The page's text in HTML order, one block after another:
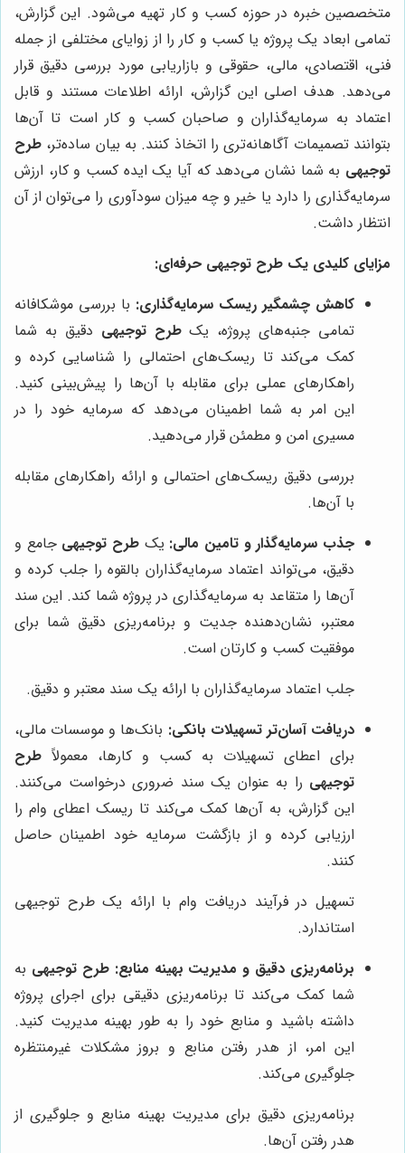
متخصصین خبره در حوزه کسب و کار تهیه می‌شود. این گزارش،
تمامی ابعاد یک پروژه یا کسب و کار را از زوایای مختلفی از جمله
فنی، اقتصادی، مالی، حقوقی و بازاریابی مورد بررسی دقیق قرار
می‌دهد. هدف اصلی این گزارش، ارائه اطلاعات مستند و قابل
اعتماد به سرمایه‌گذاران و صاحبان کسب و کار است تا آن‌ها
بتوانند تصمیمات آگاهانه‌تری را اتخاذ کنند. به بیان ساده‌تر، طرح
توجیهی به شما نشان می‌دهد که آیا یک ایده کسب و کار، ارزش
سرمایه‌گذاری را دارد یا خیر و چه میزان سودآوری را می‌توان از آن
انتظار داشت.
مزایای کلیدی یک طرح توجیهی حرفه‌ای:
کاهش چشمگیر ریسک سرمایه‌گذاری: با بررسی موشکافانه
تمامی جنبه‌های پروژه، یکطرح توجیهی دقیق به شما
کمک می‌کند تا ریسک‌های احتمالی را شناسایی کرده و
راهکارهای عملی برای مقابله با آن‌ها را پیش‌بینی کنید.
این امر به شما اطمینان می‌دهد که سرمایه خود را در
مسیری امن و مطمئن قرار می‌دهید.
بررسی دقیق ریسک‌های احتمالی و ارائه راهکارهای مقابله
با آن‌ها.
جذب سرمایه‌گذار و تامین مالی: یک طرح توجیهی جامع و
دقیق، می‌تواند اعتماد سرمایه‌گذاران بالقوه را جلب کرده و
آن‌ها را متقاعد به سرمایه‌گذاری در پروژه شما کند. این سند
معتبر، نشان‌دهنده جدیت و برنامه‌ریزی دقیق شما برای
موفقیت کسب و کارتان است.
جلب اعتماد سرمایه‌گذاران با ارائه یک سند معتبر و دقیق.
دریافت آسان‌تر تسهیلات بانکی: بانک‌ها و موسسات مالی،
برای اعطای تسهیلات به کسب و کارها، معمولاً طرح
توجیهی را به عنوان یک سند ضروری درخواست می‌کنند.
این گزارش، به آن‌ها کمک می‌کند تا ریسک اعطای وام را
ارزیابی کرده و از بازگشت سرمایه خود اطمینان حاصل
کنند.
تسهیل در فرآیند دریافت وام با ارائه یک طرح توجیهی
استاندارد.
برنامه‌ریزی دقیق و مدیریت بهینه منابع: طرح توجیهی به
شما کمک می‌کند تا برنامه‌ریزی دقیقی برای اجرای پروژه
داشته باشید و منابع خود را به طور بهینه مدیریت کنید.
این امر، از هدر رفتن منابع و بروز مشکلات غیرمنتظره
جلوگیری می‌کند.
برنامه‌ریزی دقیق برای مدیریت بهینه منابع و جلوگیری از
هدر رفتن آن‌ها.